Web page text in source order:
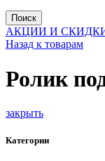
Поиск
АКЦИИ И
Назад к товарам
Ролик
закрыть
Категории